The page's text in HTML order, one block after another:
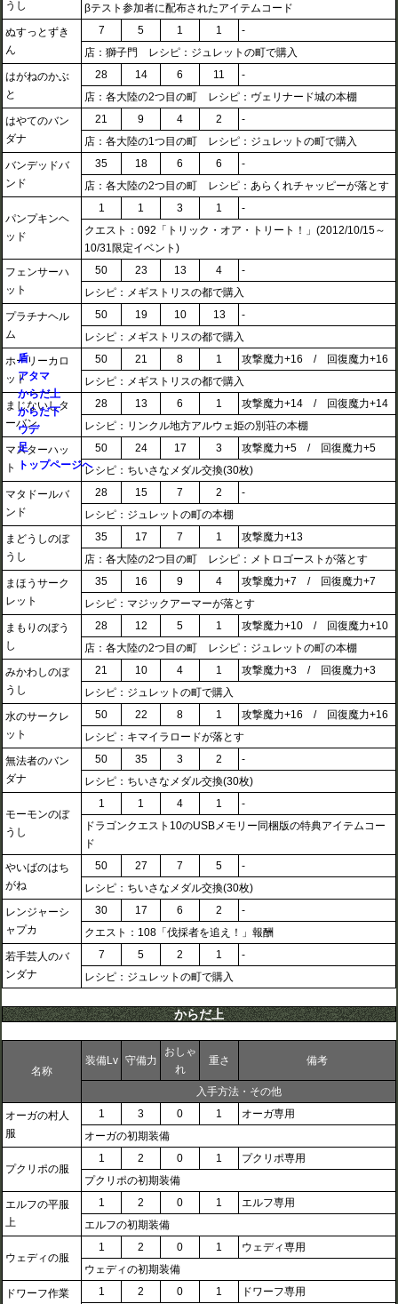
うし
βテスト参加者に配布されたアイテムコード
ぬすっとずき
ん
7 5 1 1
-
店：獅子門 レシピ：ジュレットの町で購入
はがねのかぶ
と
28 14 6 11
-
店：各大陸の2つ目の町 レシピ：ヴェリナード城の本棚
はやてのバン
ダナ
21 9 4 2
-
店：各大陸の1つ目の町 レシピ：ジュレットの町で購入
バンデッドバ
ンド
35 18 6 6
-
店：各大陸の2つ目の町 レシピ：あらくれチャッピーが落とす
パンプキンヘ
ッド
1 1 3 1
-
クエスト：092「トリック・オア・トリート！」(2012/10/15～
10/31限定イベント)
フェンサーハ
ット
50 23 13 4
-
レシピ：メギストリスの都で購入
プラチナヘル
ム
50 19 10 13
-
レシピ：メギストリスの都で購入
ホーリーカロ
ット
50 21 8 1
攻撃魔力+16 / 回復魔力+16
レシピ：メギストリスの都で購入
まじないしタ
ーバン
28 13 6 1
攻撃魔力+14 / 回復魔力+14
レシピ：リンクル地方アルウェ姫の別荘の本棚
マスターハッ
ト
50 24 17 3
攻撃魔力+5 / 回復魔力+5
レシピ：ちいさなメダル交換(30枚)
マタドールバ
ンド
28 15 7 2
-
レシピ：ジュレットの町の本棚
まどうしのぼ
うし
35 17 7 1
攻撃魔力+13
店：各大陸の2つ目の町 レシピ：メトロゴーストが落とす
まほうサーク
レット
35 16 9 4
攻撃魔力+7 / 回復魔力+7
レシピ：マジックアーマーが落とす
まもりのぼう
し
28 12 5 1
攻撃魔力+10 / 回復魔力+10
店：各大陸の2つ目の町 レシピ：ジュレットの町の本棚
みかわしのぼ
うし
21 10 4 1
攻撃魔力+3 / 回復魔力+3
レシピ：ジュレットの町で購入
水のサークレ
ット
50 22 8 1
攻撃魔力+16 / 回復魔力+16
レシピ：キマイラロードが落とす
無法者のバン
ダナ
50 35 3 2
-
レシピ：ちいさなメダル交換(30枚)
モーモンのぼ
うし
1 1 4 1
-
ドラゴンクエスト10のUSBメモリー同梱版の特典アイテムコー
ド
やいばのはち
がね
50 27 7 5
-
レシピ：ちいさなメダル交換(30枚)
レンジャーシ
ャプカ
30 17 6 2
-
クエスト：108「伐採者を追え！」報酬
若手芸人のバ
ンダナ
7 5 2 1
-
レシピ：ジュレットの町で購入
からだ上
名称
装備Lv 守備力
おしゃ
れ
重さ 備考
入手方法・その他
オーガの村人
服
1 3 0 1
オーガ専用
オーガの初期装備
プクリポの服
1 2 0 1
プクリポ専用
プクリポの初期装備
エルフの平服
上
1 2 0 1
エルフ専用
エルフの初期装備
ウェディの服
1 2 0 1
ウェディ専用
ウェディの初期装備
ドワーフ作業
1 2 0 1
ドワーフ専用
盾
アタマ
からだ上
からだ下
ウデ
足
トップページへ